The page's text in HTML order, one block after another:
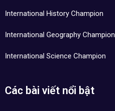
International History Champion
International Geography Champion
International Science Champion
Các bài viết nổi bật